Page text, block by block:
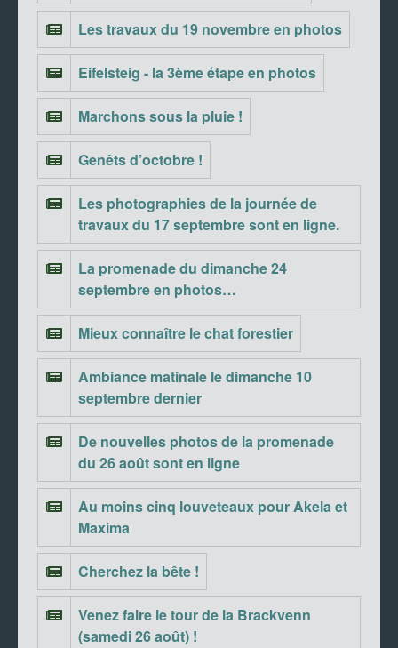
Les travaux du 19 novembre en photos
Eifelsteig - la 3ème étape en photos
Marchons sous la pluie !
Genêts d’octobre !
Les photographies de la journée de
travaux du 17 septembre sont en ligne.
La promenade du dimanche 24
septembre en photos…
Mieux connaître le chat forestier
Ambiance matinale le dimanche 10
septembre dernier
De nouvelles photos de la promenade
du 26 août sont en ligne
Au moins cinq louveteaux pour Akela et
Maxima
Cherchez la bête !
Venez faire le tour de la Brackvenn
(samedi 26 août) !